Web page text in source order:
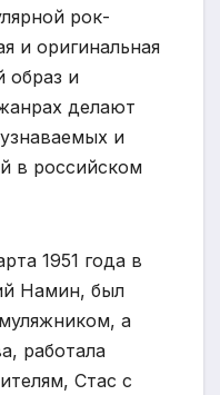
рок-
и оригинальная
образ и
делают
и
в российском
1951 года в
Намин, был
а
работала
Стас с